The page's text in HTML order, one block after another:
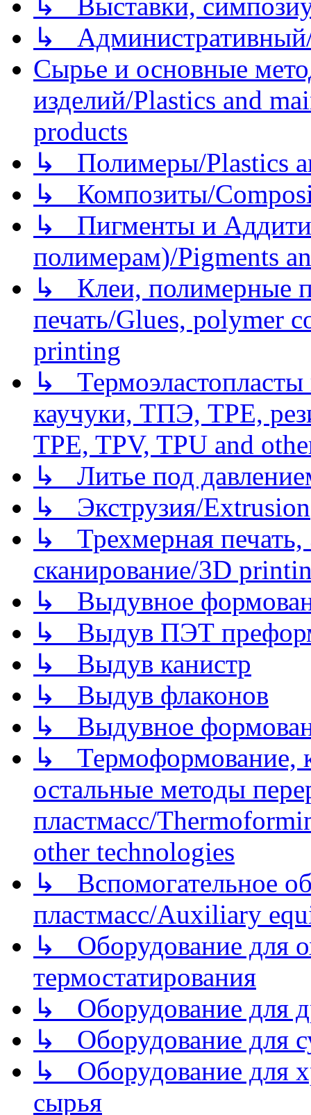
↳ Выставки,
↳
Сырье и основные
изделий/Plastics and
products
↳ Полимеры/Plastics
↳ Композиты/
↳ Пигменты и
полимерам)/Pigments
↳ Клеи, полимерные
печать/Glues, polymer
printing
↳
каучуки, ТПЭ, TPE,
TPE, TPV, TPU and
↳ Литье под
↳ Экструзия/Extrusion
↳ Трехмерная
сканирование/3D
↳ Выдувное
↳ Выдув ПЭТ
↳ Выдув канистр
↳ Выдув флаконов
↳ Выдувное
↳ Термоформование,
остальные методы
пластмасс/
other technologies
↳ Вспомогательное
пластмасс/Auxiliary
↳ Оборудование для
термостатирования
↳ Оборудование для
↳ Оборудование для
↳ Оборудование для
сырья